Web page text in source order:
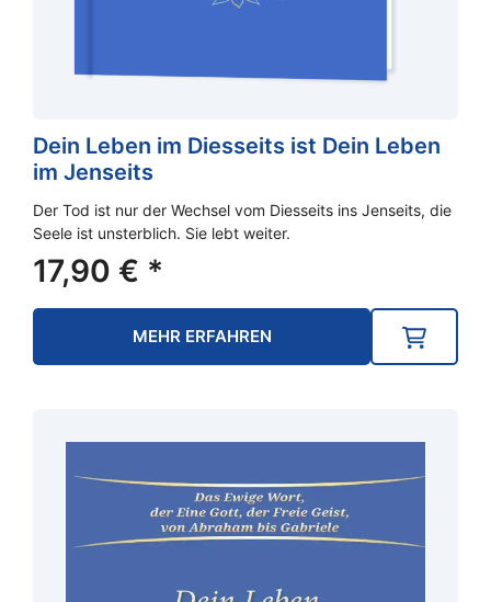
Dein Leben im Diesseits ist Dein Leben
im Jenseits
Der Tod ist nur der Wechsel vom Diesseits ins Jenseits, die
Seele ist unsterblich. Sie lebt weiter.
17,90 € *
MEHR ERFAHREN